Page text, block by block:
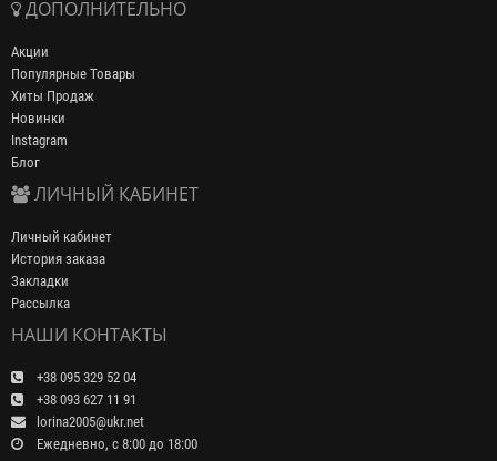
ДОПОЛНИТЕЛЬНО
Акции
Популярные Товары
Хиты Продаж
Новинки
Instagram
Блог
ЛИЧНЫЙ КАБИНЕТ
Личный кабинет
История заказа
Закладки
Рассылка
НАШИ КОНТАКТЫ
+38 095 329 52 04
+38 093 627 11 91
lorina2005@ukr.net
Ежедневно, с 8:00 до 18:00